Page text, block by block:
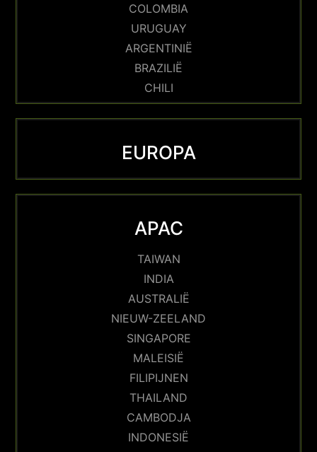
COLOMBIA
URUGUAY
ARGENTINIË
BRAZILIË
CHILI
EUROPA
APAC
TAIWAN
INDIA
AUSTRALIË
NIEUW-ZEELAND
SINGAPORE
MALEISIË
FILIPIJNEN
THAILAND
CAMBODJA
INDONESIË